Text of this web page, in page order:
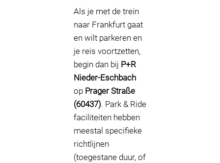
Als je met de trein
naar Frankfurt gaat
en wilt parkeren en
je reis voortzetten,
begin dan bij P+R
Nieder-Eschbach
op Prager Straße
(60437). Park & Ride
faciliteiten hebben
meestal specifieke
richtlijnen
(toegestane duur, of